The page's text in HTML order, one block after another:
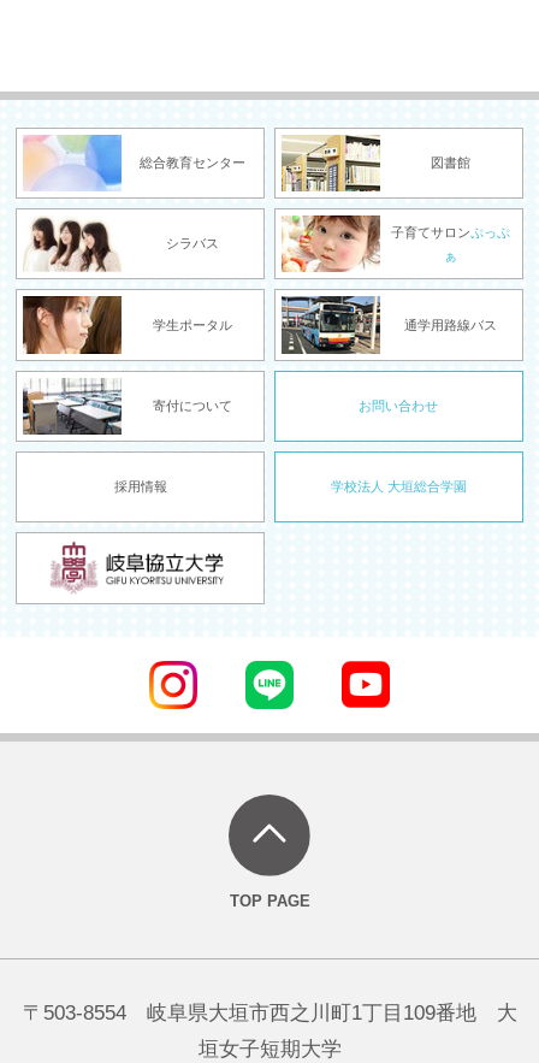
総合教育センター 図書館
シラバス
子育てサロンぷっぷ
ぁ
学生ポータル 通学用路線バス
寄付について お問い合わせ
採用情報 学校法人 大垣総合学園
〒503-8554 岐阜県大垣市西之川町1丁目109番地 大
垣女子短期大学